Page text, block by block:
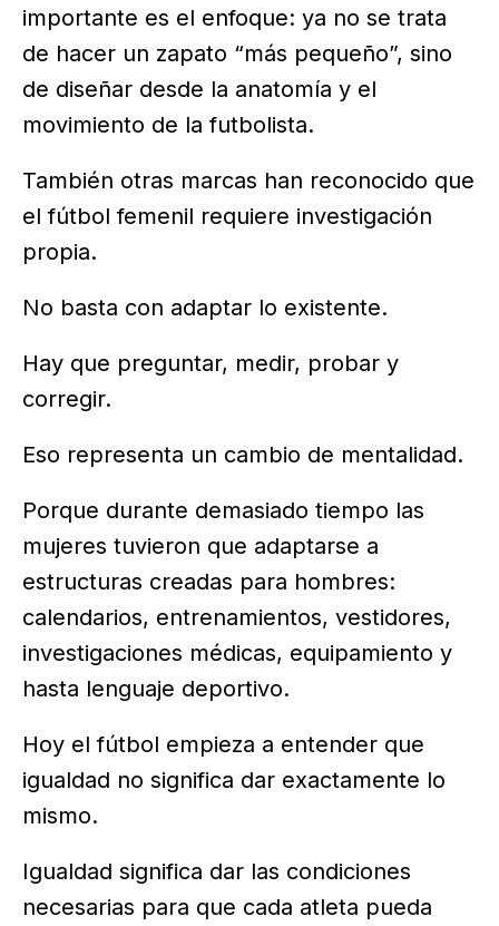
importante es el enfoque: ya no se trata
de hacer un zapato “más pequeño”, sino
de diseñar desde la anatomía y el
movimiento de la futbolista.
También otras marcas han reconocido que
el fútbol femenil requiere investigación
propia.
No basta con adaptar lo existente.
Hay que preguntar, medir, probar y
corregir.
Eso representa un cambio de mentalidad.
Porque durante demasiado tiempo las
mujeres tuvieron que adaptarse a
estructuras creadas para hombres:
calendarios, entrenamientos, vestidores,
investigaciones médicas, equipamiento y
hasta lenguaje deportivo.
Hoy el fútbol empieza a entender que
igualdad no significa dar exactamente lo
mismo.
Igualdad significa dar las condiciones
necesarias para que cada atleta pueda